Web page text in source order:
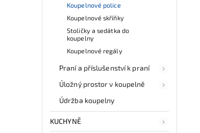
Koupelnové police
Koupelnové skříňky
Stoličky a sedátka do
koupelny
Koupelnové regály
Praní a příslušenství k praní
Úložný prostor v koupelně
Údržba koupelny
KUCHYNĚ